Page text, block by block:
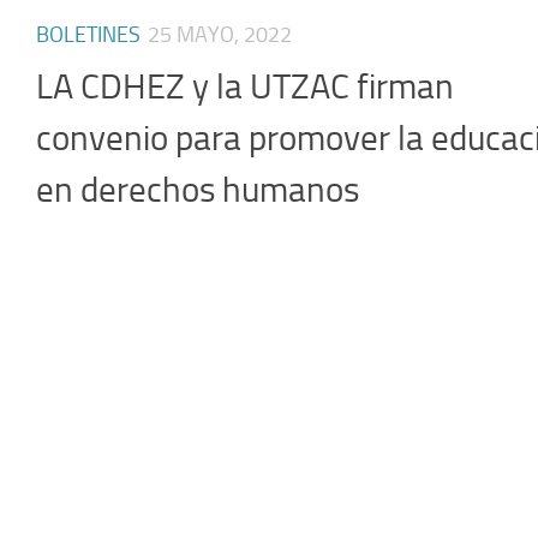
BOLETINES 25 MAYO, 2022
LA CDHEZ y la UTZAC firman
convenio para promover la
en derechos humanos